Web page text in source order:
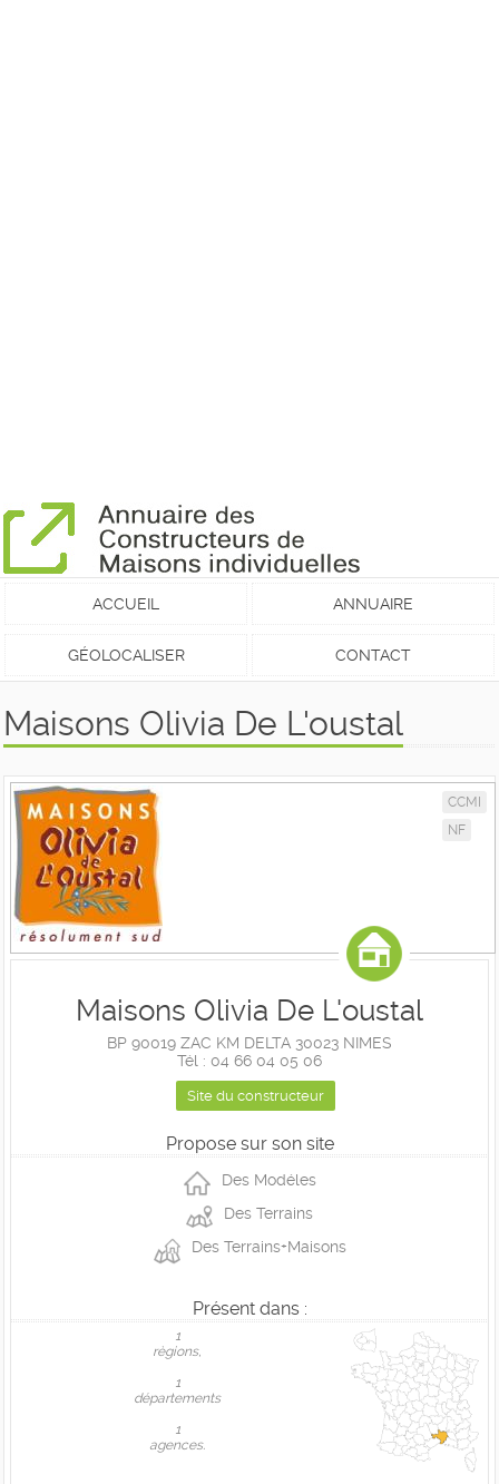
ACCUEIL ANNUAIRE
GÉOLOCALISER CONTACT
Maisons Olivia De L'oustal
CCMI
NF
Maisons Olivia De L'oustal
BP 90019 ZAC KM DELTA 30023 NIMES
Tél : 04 66 04 05 06
Site du constructeur
Propose sur son site
Des Modéles
Des Terrains
Des Terrains+Maisons
Présent dans :
1
règions,
1
départements
1
agences.